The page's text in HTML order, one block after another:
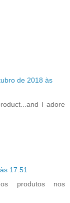
de 2018 às
I adore
17:51
produtos nos